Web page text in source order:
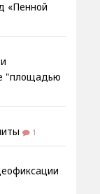
«Пенной
"площадью
1